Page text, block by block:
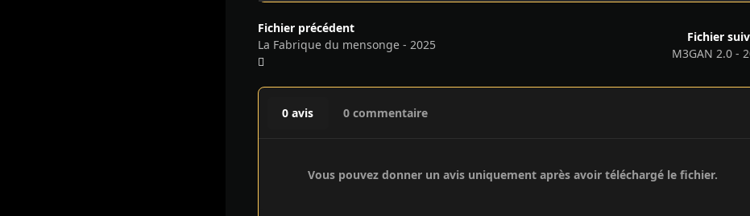
Fichier précédent
La Fabrique du mensonge - 2025
Fichier
M3GAN 2.0 -
0 avis 0 commentaire
Vous pouvez donner un avis uniquement après avoir téléchargé le fichier.